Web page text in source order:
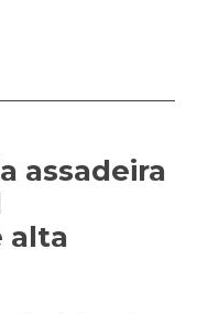
assadeira
alta